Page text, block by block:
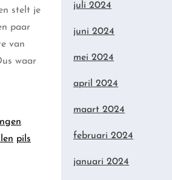
stelt je
paar
van
waar
pils
juli 2024
juni 2024
mei 2024
april 2024
maart 2024
februari 2024
januari 2024